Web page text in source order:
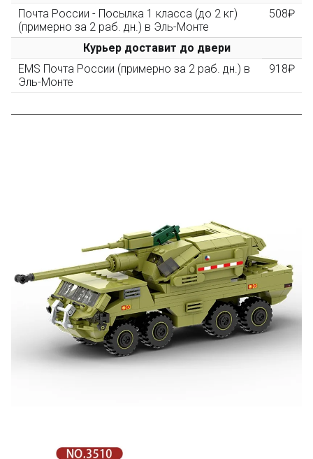
Скидка за обзор
(фото сборки) до 10%
Пришлите фото поэтапной сборки купленного
конструктора и получите дополнительную скидку
10% при покупке следующего набора (не дороже 10
Скидка за отзыв
на Яндекс.Маркете 150₽
Оставьте отзыв (не менее 50 символов) о товаре
через системуЯндекс.Маркетс обязательным
указанием номера и даты заказа в нашем магазине
и получите купон на скидку 150₽
Подробные условия всех акций и бонусов...
Почта России - Посылка 1 класса (до 2 кг)
(примерно за 2 раб. дн.) в Эль-Монте
508₽
Курьер доставит до двери
EMS Почта России (примерно за 2 раб. дн.) в
Эль-Монте
918₽